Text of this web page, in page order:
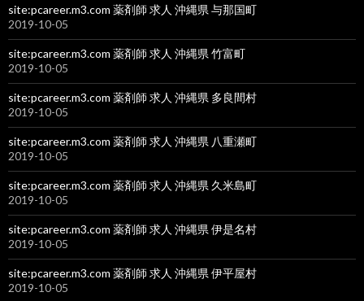
site:pcareer.m3.com 薬剤師 求人 沖縄県 与那国町
2019-10-05
site:pcareer.m3.com 薬剤師 求人 沖縄県 竹富町
2019-10-05
site:pcareer.m3.com 薬剤師 求人 沖縄県 多良間村
2019-10-05
site:pcareer.m3.com 薬剤師 求人 沖縄県 八重瀬町
2019-10-05
site:pcareer.m3.com 薬剤師 求人 沖縄県 久米島町
2019-10-05
site:pcareer.m3.com 薬剤師 求人 沖縄県 伊是名村
2019-10-05
site:pcareer.m3.com 薬剤師 求人 沖縄県 伊平屋村
2019-10-05